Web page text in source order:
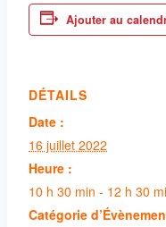
Ajouter au
DÉTAILS
Date :
16 juillet 2022
Heure :
10 h 30 min - 12 h 30
Catégorie